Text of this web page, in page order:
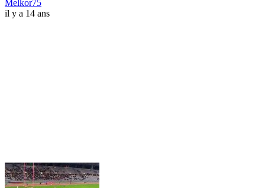
Melkor75
il y a 14 ans